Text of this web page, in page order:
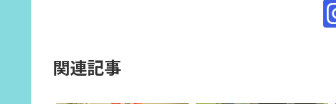
関連記事